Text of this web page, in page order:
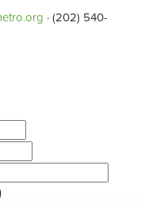
· (202) 540-